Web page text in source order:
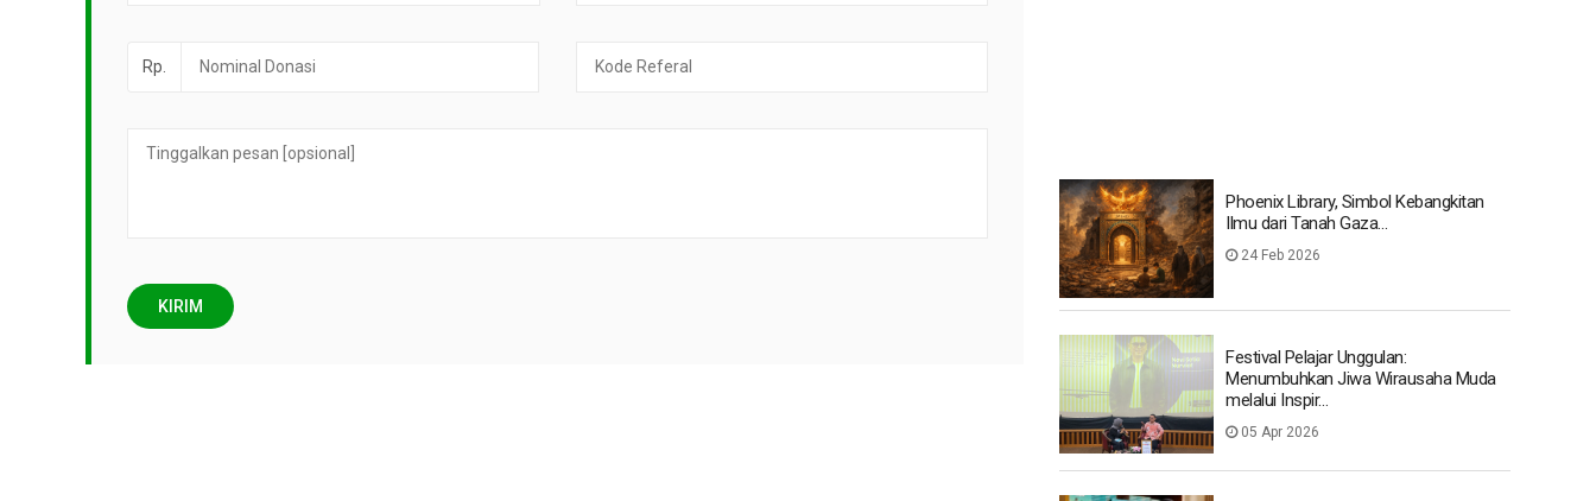
Rp.
KIRIM
Phoenix Library, Simbol Kebangkitan
Ilmu dari Tanah Gaza…
24 Feb 2026
Festival Pelajar Unggulan:
Menumbuhkan Jiwa Wirausaha Muda
melalui Inspir…
05 Apr 2026